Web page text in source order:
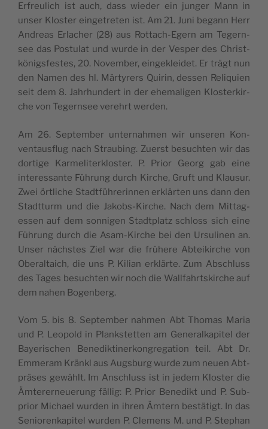
Erfreu­lich ist auch, dass wie­der ein jun­ger Mann in
unser Klos­ter ein­ge­tre­ten ist. Am 21. Juni begann Herr
Andre­as Erla­cher (28) aus Rot­tach-Egern am Tegern­
see das Pos­tu­lat und wur­de in der Ves­per des Christ­
kö­nigs­fes­tes, 20. Novem­ber, ein­ge­klei­det. Er trägt nun
den Namen des hl. Mär­ty­rers Qui­rin, des­sen Reli­qui­en
seit dem 8. Jahr­hun­dert in der ehe­ma­li­gen Klos­ter­kir­
che von Tegern­see ver­ehrt werden.
Am 26. Sep­tem­ber unter­nah­men wir unse­ren Kon­
vent­aus­flug nach Strau­bing. Zuerst besuch­ten wir das
dor­ti­ge Kar­me­li­ter­klos­ter. P. Pri­or Georg gab eine
inter­es­san­te Füh­rung durch Kir­che, Gruft und Klau­sur.
Zwei ört­li­che Stadt­füh­re­rin­nen erklär­ten uns dann den
Stadt­turm und die Jakobs-Kir­che. Nach dem Mit­tag­
essen auf dem son­ni­gen Stadt­platz schloss sich eine
Füh­rung durch die Asam-Kir­che bei den Ursu­li­nen an.
Unser nächs­tes Ziel war die frü­he­re Abtei­kir­che von
Ober­al­taich, die uns P. Kili­an erklär­te. Zum Abschluss
des Tages besuch­ten wir noch die Wall­fahrts­kir­che auf
dem nahen Bogenberg.
Vom 5. bis 8. Sep­tem­ber nah­men Abt Tho­mas Maria
und P. Leo­pold in Plank­stet­ten am Gene­ral­ka­pi­tel der
Baye­ri­schen Bene­dik­ti­ner­kon­gre­ga­ti­on teil. Abt Dr.
Emmer­am Kränkl aus Augs­burg wur­de zum neu­en Abt­
prä­ses gewählt. Im Anschluss ist in jedem Klos­ter die
Ämter­er­neue­rung fäl­lig: P. Pri­or Bene­dikt und P. Sub­
pri­or Micha­el wur­den in ihren Ämtern bestä­tigt. In das
Senio­ren­ka­pi­tel wur­den P. Cle­mens M. und P. Ste­phan